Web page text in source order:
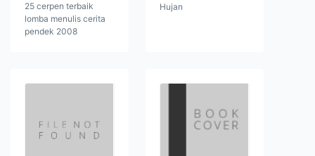
25 cerpen terbaik
lomba menulis cerita
pendek 2008
Hujan